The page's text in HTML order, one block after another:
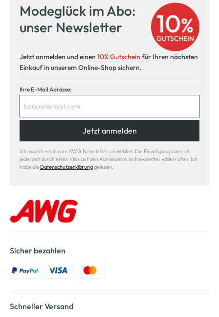
Modeglück im Abo:
unser Newsletter
Jetzt anmelden und einen 10% Gutschein für Ihren nächsten
Einkauf in unserem Online-Shop sichern.
Ihre E-Mail Adresse:
Jetzt anmelden
Ich möchte mich zum AWG Newsletter anmelden. Die Einwilligung kann ich
jederzeit durch einen Klick auf den Abmeldelink im Newsletter widerrufen. Ich
habe die Datenschutzerklärunggelesen.
Sicher bezahlen
Schneller Versand